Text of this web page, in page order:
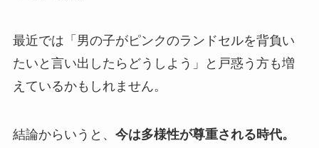
最近では「男の子がピンクのランドセルを背負い
たいと言い出したらどうしよう」と戸惑う方も増
えているかもしれません。
結論からいうと、 今は多様性が尊重される時代。